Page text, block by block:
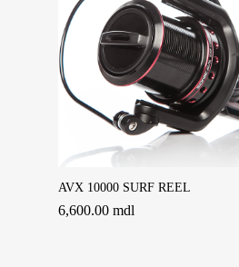
Adaugă În
AVX 10000 SURF REEL
6,600.00 mdl